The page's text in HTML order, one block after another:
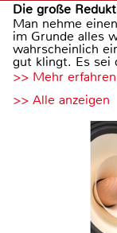
Die große
Man nehme
im Grunde alles
wahrscheinlich
gut klingt. Es sei
>> Mehr erfahren
>> Alle anzeigen